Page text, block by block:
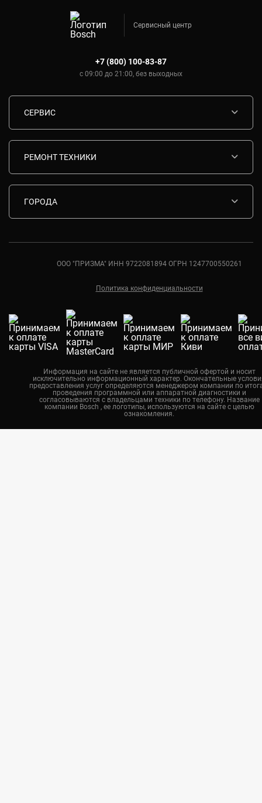
Сервисный центр
+7 (800) 100-83-87
с 09:00 до 21:00, без выходных
СЕРВИС
Комплектующие
Контакты
РЕМОНТ ТЕХНИКИ
Ремонт кондиционеров Bosch
ГОРОДА
Санкт-Петербург
Новосибирск
Калининград
Челябинск
Казань
Воронеж
ООО "ПРИЗМА" ИНН 9722081894 ОГРН 1247700550261
Политика конфиденциальности
Информация на сайте не является публичной офертой и носит
исключительно информационный характер. Окончательные
предоставления услуг определяются менеджером компании по
проведения программной или аппаратной диагностики и
согласовываются с владельцами техники по телефону. Название
компании Bosch , ее логотипы, используются на сайте с целью
ознакомления.